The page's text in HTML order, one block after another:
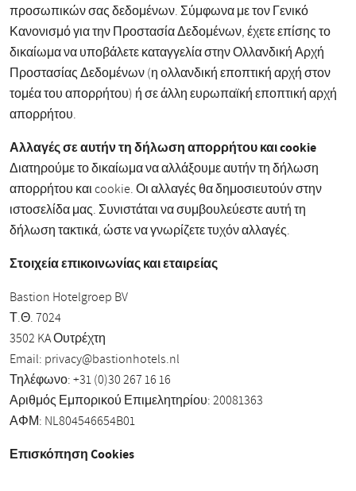
προσωπικών σας δεδομένων. Σύμφωνα με τον Γενικό
Κανονισμό για την Προστασία Δεδομένων, έχετε επίσης το
δικαίωμα να υποβάλετε καταγγελία στην Ολλανδική Αρχή
Προστασίας Δεδομένων (η ολλανδική εποπτική αρχή στον
τομέα του απορρήτου) ή σε άλλη ευρωπαϊκή εποπτική αρχή
απορρήτου.
Αλλαγές σε αυτήν τη δήλωση απορρήτου και cookie
Διατηρούμε το δικαίωμα να αλλάξουμε αυτήν τη δήλωση
απορρήτου και cookie. Οι αλλαγές θα δημοσιευτούν στην
ιστοσελίδα μας. Συνιστάται να συμβουλεύεστε αυτή τη
δήλωση τακτικά, ώστε να γνωρίζετε τυχόν αλλαγές.
Στοιχεία επικοινωνίας και εταιρείας
Bastion Hotelgroep BV
Τ.Θ. 7024
3502 KA Ουτρέχτη
Email: privacy@bastionhotels.nl
Τηλέφωνο: +31 (0)30 267 16 16
Αριθμός Εμπορικού Επιμελητηρίου: 20081363
ΑΦΜ: NL804546654B01
Επισκόπηση Cookies